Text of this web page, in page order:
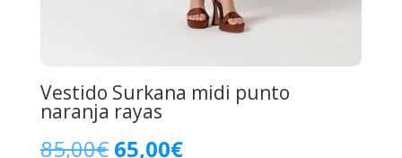
Vestido Surkana midi punto
naranja rayas
85,00€ El
65,00€El